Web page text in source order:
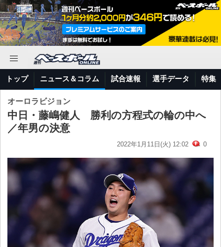
トップ ニュース＆コラム 試合速報 選手データ 特集
オーロラビジョン
中日・藤嶋健人 勝利の方程式の輪の中へ
／年男の決意
2022年1月11日(火) 12:02 0